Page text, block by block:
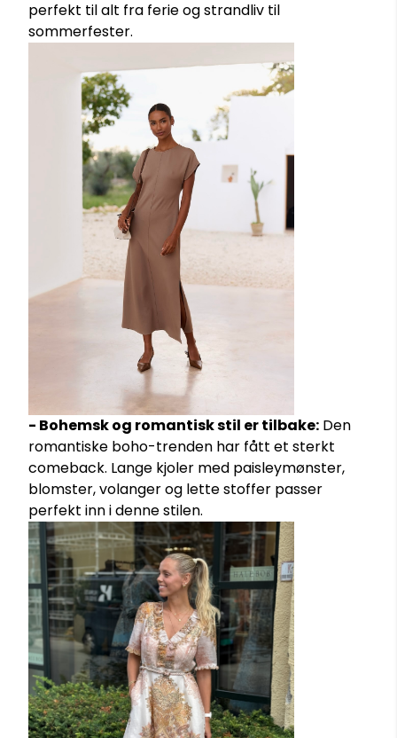
perfekt til alt fra ferie og strandliv til
sommerfester.
- Bohemsk og romantisk stil er tilbake: Den
romantiske boho-trenden har fått et sterkt
comeback. Lange kjoler med paisleymønster,
blomster, volanger og lette stoffer passer
perfekt inn i denne stilen.